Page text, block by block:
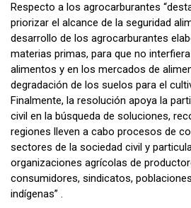
Respecto a los agrocarburantes
priorizar el alcance de la seguridad
desarrollo de los agrocarburantes
materias primas, para que no
alimentos y en los mercados de
degradación de los suelos para el
Finalmente, la resolución apoya la
civil en la búsqueda de soluciones,
regiones lleven a cabo procesos de
sectores de la sociedad civil y
organizaciones agrícolas de
consumidores, sindicatos,
indígenas” .